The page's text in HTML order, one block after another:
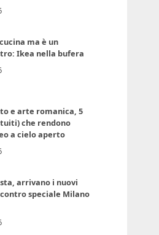
ma è un
Ikea nella bufera
e arte romanica, 5
che rendono
a cielo aperto
arrivano i nuovi
speciale Milano